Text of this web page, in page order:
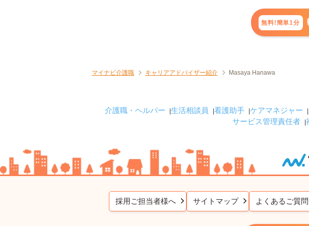
無料!簡単1分
マイナビ介護職 キャリアアドバイザー紹介 Masaya Hanawa
介護職・ヘルパー 生活相談員 看護助手 ケアマネジャー
サービス管理責任者
採用ご担当者様へ サイトマップ よくあるご質問